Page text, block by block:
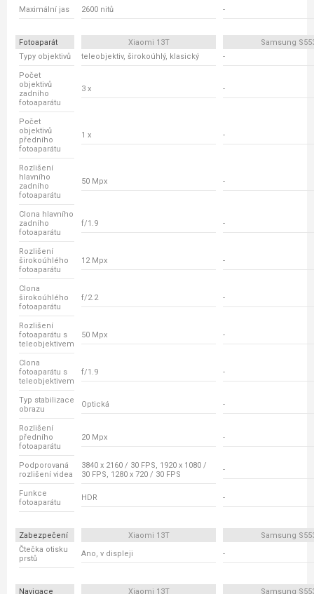
Maximální jas 2600 nitů -
Fotoaparát Xiaomi 13T
Samsung
Typy objektivů
teleobjektiv, širokoúhlý, klasický -
Počet
objektivů
zadního
fotoaparátu
3 x -
Počet
objektivů
předního
fotoaparátu
1 x -
Rozlišení
hlavního
zadního
fotoaparátu
50 Mpx -
Clona hlavního
zadního
fotoaparátu
f/1.9 -
Rozlišení
širokoúhlého
fotoaparátu
12 Mpx -
Clona
širokoúhlého
fotoaparátu
f/2.2 -
Rozlišení
fotoaparátu s
teleobjektivem
50 Mpx -
Clona
fotoaparátu s
teleobjektivem
f/1.9 -
Typ stabilizace
obrazu
Optická -
Rozlišení
předního
fotoaparátu
20 Mpx -
Podporovaná
rozlišení videa
3840 x 2160 / 30 FPS, 1920 x 1080 /
30 FPS, 1280 x 720 / 30 FPS
-
Funkce
fotoaparátu
HDR -
Zabezpečení Xiaomi 13T
Samsung
Čtečka otisku
prstů
Ano, v displeji -
Navigace Xiaomi 13T
Samsung